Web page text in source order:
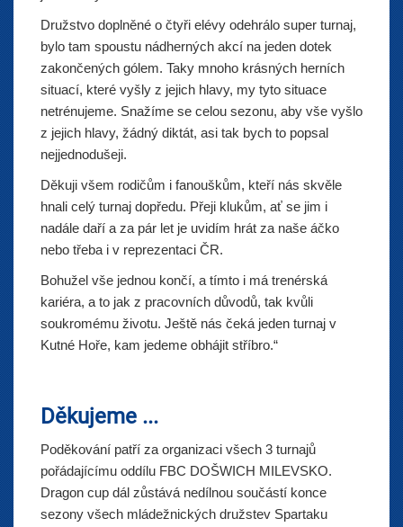
Družstvo doplněné o čtyři elévy odehrálo super turnaj,
bylo tam spoustu nádherných akcí na jeden dotek
zakončených gólem. Taky mnoho krásných herních
situací, které vyšly z jejich hlavy, my tyto situace
netrénujeme. Snažíme se celou sezonu, aby vše vyšlo
z jejich hlavy, žádný diktát, asi tak bych to popsal
nejjednodušeji.
Děkuji všem rodičům i fanouškům, kteří nás skvěle
hnali celý turnaj dopředu. Přeji klukům, ať se jim i
nadále daří a za pár let je uvidím hrát za naše áčko
nebo třeba i v reprezentaci ČR.
Bohužel vše jednou končí, a tímto i má trenérská
kariéra, a to jak z pracovních důvodů, tak kvůli
soukromému životu. Ještě nás čeká jeden turnaj v
Kutné Hoře, kam jedeme obhájit stříbro.“
Děkujeme ...
Poděkování patří za organizaci všech 3 turnajů
pořádajícímu oddílu FBC DOŠWICH MILEVSKO.
Dragon cup dál zůstává nedílnou součástí konce
sezony všech mládežnických družstev Spartaku